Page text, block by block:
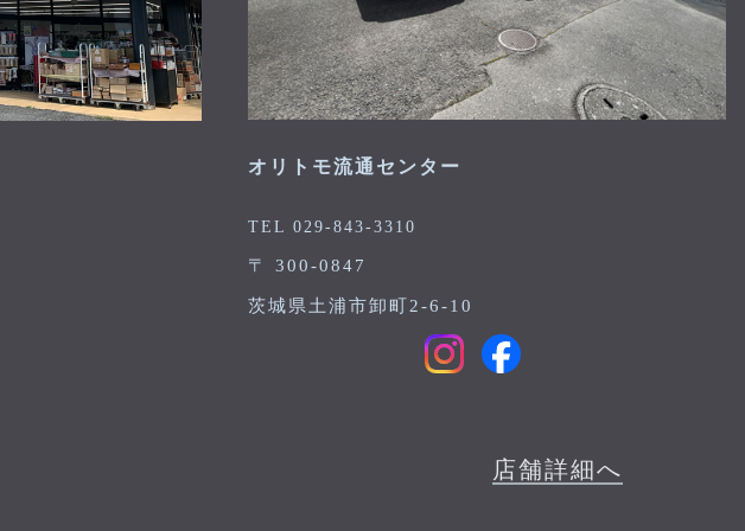
オリトモ流通センター
TEL 029-843-3310
〒 300-0847
茨城県土浦市卸町2-6-10
店舗詳細へ